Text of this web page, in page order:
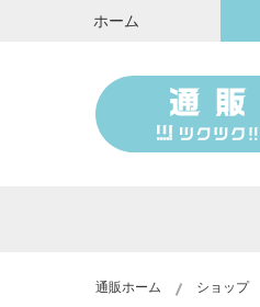
ホーム
通販ホーム ショップ